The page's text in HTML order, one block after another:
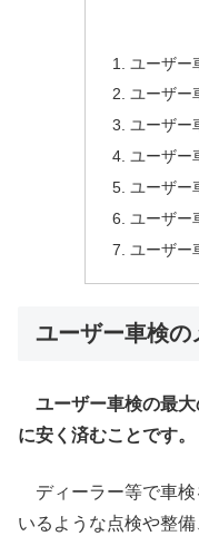
ユーザー
ユーザー
ユーザー
ユーザー
ユーザ
ユーザー
ユーザー
ユーザー車検の
ユーザー車検の最
に安く済むことです。
ディーラー等で車検
いるような点検や整